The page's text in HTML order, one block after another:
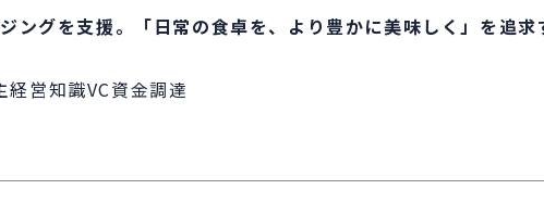
ングを支援。「日常の食卓を、より豊かに美味しく」を追求
経営知識VC資金調達